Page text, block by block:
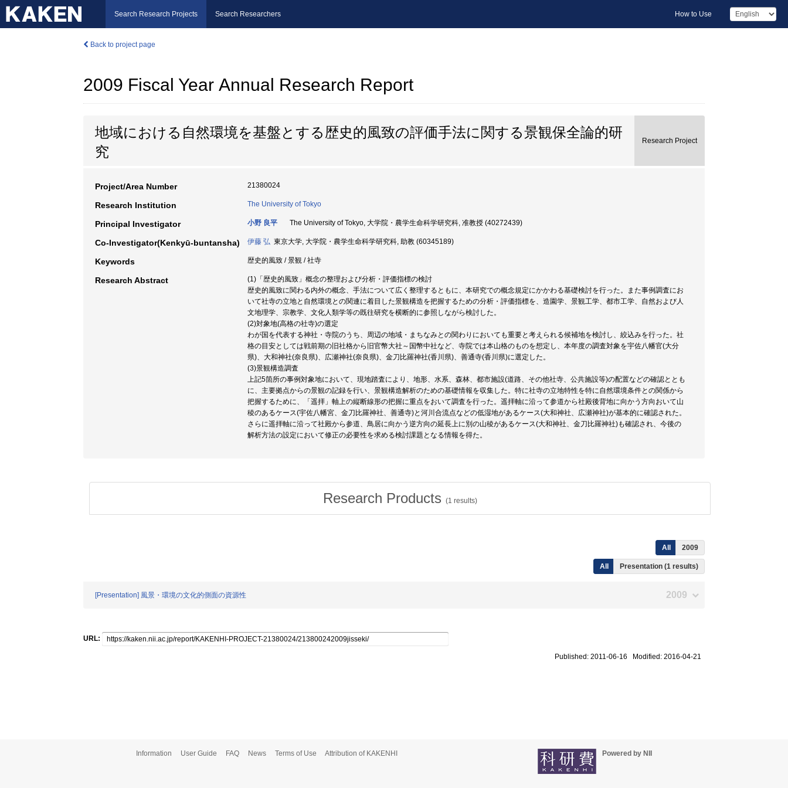
Search Research Projects Search Researchers How to Use
Back to project page
2009 Fiscal Year Annual Research Report
地域における自然環境を基盤とする歴史的風致の評価手法に関する景観保全論的研
究
Research Project
Project/Area Number 21380024
Research Institution The University of Tokyo
Principal Investigator 小野 良平 The University of Tokyo, 大学院・農学生命科学研究科, 准教授 (40272439)
Co-Investigator(Kenkyū-buntansha) 伊藤 弘 東京大学, 大学院・農学生命科学研究科, 助教 (60345189)
Keywords 歴史的風致 / 景観 / 社寺
Research Abstract
(1)「歴史的風致」概念の整理および分析・評価指標の検討
歴史的風致に関わる内外の概念、手法について広く整理するともに、本研究での概念規定にかかわる基礎検討を行った。また事例調査にお
いて社寺の立地と自然環境との関連に着目した景観構造を把握するための分析・評価指標を、造園学、景観工学、都市工学、自然および人
文地理学、宗教学、文化人類学等の既往研究を横断的に参照しながら検討した。
(2)対象地(高格の社寺)の選定
わが国を代表する神社・寺院のうち、周辺の地域・まちなみとの関わりにおいても重要と考えられる候補地を検討し、絞込みを行った。社
格の目安としては戦前期の旧社格から旧官幣大社～国幣中社など、寺院では本山格のものを想定し、本年度の調査対象を宇佐八幡官(大分
県)、大和神社(奈良県)、広瀬神社(奈良県)、金刀比羅神社(香川県)、善通寺(香川県)に選定した。
(3)景観構造調査
上記5箇所の事例対象地において、現地踏査により、地形、水系、森林、都市施設(道路、その他社寺、公共施設等)の配置などの確認ととも
に、主要拠点からの景観の記録を行い、景観構造解析のための基礎情報を収集した。特に社寺の立地特性を特に自然環境条件との関係から
把握するために、「遥拝」軸上の縦断線形の把握に重点をおいて調査を行った。遥拝軸に沿って参道から社殿後背地に向かう方向おいて山
稜のあるケース(宇佐八幡宮、金刀比羅神社、善通寺)と河川合流点などの低湿地があるケース(大和神社、広瀬神社)が基本的に確認された。
さらに遥拝軸に沿って社殿から参道、鳥居に向かう逆方向の延長上に別の山稜があるケース(大和神社、金刀比羅神社)も確認され、今後の
解析方法の設定において修正の必要性を求める検討課題となる情報を得た。
Research Products (1 results)
All 2009
All Presentation (1 results)
[Presentation] 風景・環境の文化的側面の資源性 2009
URL:
Published: 2011-06-16 Modified: 2016-04-21
Information User Guide FAQ News Terms of Use Attribution of KAKENHI Powered by NII